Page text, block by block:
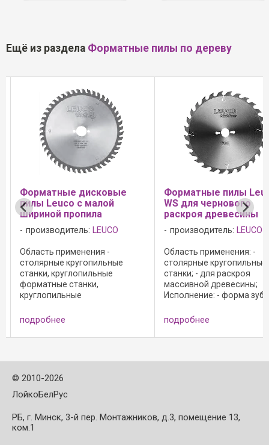
Ещё из раздела Форматные пилы по дереву
Форматные дисковые
пилы Leuco с малой
шириной пропила
производитель: LEUCO
Область применения -
столярные кругопильные
станки, круглопильные
форматные станки,
круглопильные
форматного и торцевого реза
в массивной древесине.
Форма зуба -
подробнее
Форматные пилы
WS для чернового
раскроя древесины
производитель: LEUCO
Область применения: -
столярные кругопильные
станки; - для раскроя
массивной древесины;
Исполнение: - форма
режущий материал: HW HL
Board 10; - снижение
благодаря лазерным
...
подробнее
© 2010-2026
ЛойкоБелРус
РБ, г. Минск, 3-й пер. Монтажников, д.3, помещение 13,
ком.1